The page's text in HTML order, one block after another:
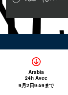
Arabia
24h Avec
9月2日9:59まで